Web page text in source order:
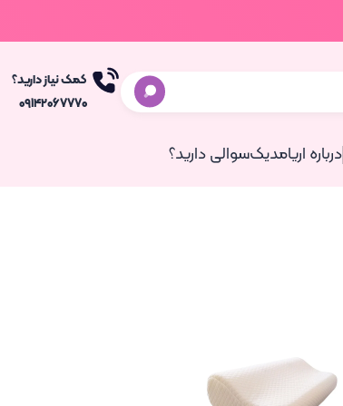
کمک نیاز دارید؟
۰۹۱۴۲۰۶۷۷۷۰
درباره اریامدیکسوالی دارید؟